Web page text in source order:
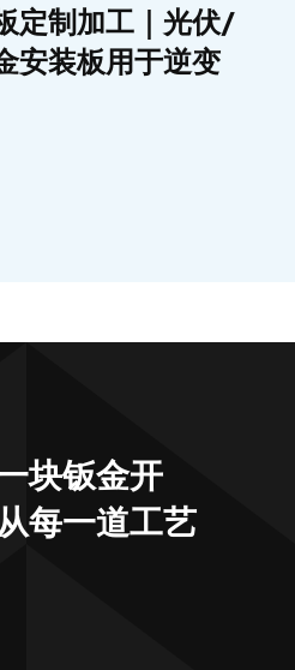
定制加工｜光伏/
安装板用于逆变
块钣金开
每一道工艺